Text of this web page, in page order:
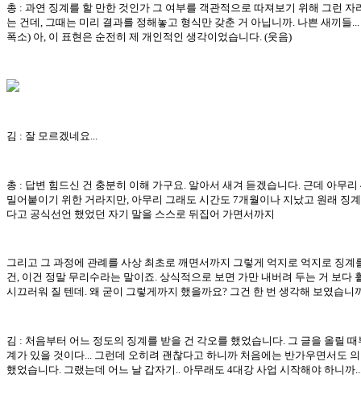
총 : 과연 징계를 할 만한 것인가 그 여부를 객관적으로 따져보기 위해 그런 자
는 건데, 그때는 미리 결과를 정해놓고 형식만 갖춘 거 아닙니까. 나쁜 새끼들
폭소) 아, 이 표현은 순전히 제 개인적인 생각이었습니다. (웃음)
김 : 잘 모르겠네요...
총 : 답변 힘드신 건 충분히 이해 가구요. 알아서 새겨 듣겠습니다. 근데 아무리
밀어붙이기 위한 거라지만, 아무리 그래도 시간도 7개월이나 지났고 원래 징
다고 공식선언 했었던 자기 말을 스스로 뒤집어 가면서까지
그리고 그 과정에 관례를 사상 최초로 깨면서까지 그렇게 억지로 억지로 징계
건, 이건 정말 무리수라는 말이죠. 상식적으로 보면 가만 내버려 두는 거 보다
시끄러워 질 텐데. 왜 굳이 그렇게까지 했을까요? 그건 한 번 생각해 보였습니
김 : 처음부터 어느 정도의 징계를 받을 건 각오를 했었습니다. 그 글을 올릴 때
계가 있을 것이다... 그런데 오히려 괜찮다고 하니까 처음에는 반가우면서도
했었습니다. 그랬는데 어느 날 갑자기.. 아무래도 4대강 사업 시작해야 하니까